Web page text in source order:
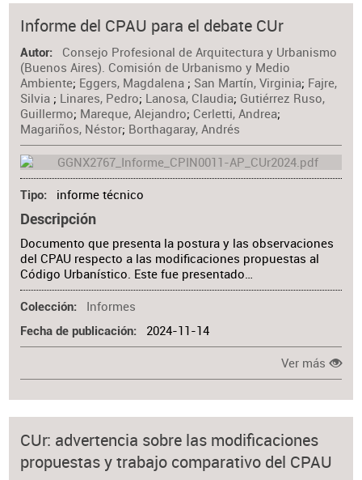
Autor
Colaborador
Materia
Informe del CPAU para el debate CUr
Autor
Consejo Profesional de Arquitectura y Urbanismo
(Buenos Aires). Comisión de Urbanismo y Medio
Ambiente; Eggers, Magdalena ; San Martín, Virginia; Fajre,
Silvia ; Linares, Pedro; Lanosa, Claudia; Gutiérrez Ruso,
Guillermo; Mareque, Alejandro; Cerletti, Andrea;
Magariños, Néstor; Borthagaray, Andrés
Tipo informe técnico
Descripción
Documento que presenta la postura y las observaciones
del CPAU respecto a las modificaciones propuestas al
Código Urbanístico. Este fue presentado…
Colección Informes
Fecha de publicación 2024-11-14
Ver más
CUr: advertencia sobre las modificaciones
propuestas y trabajo comparativo del CPAU